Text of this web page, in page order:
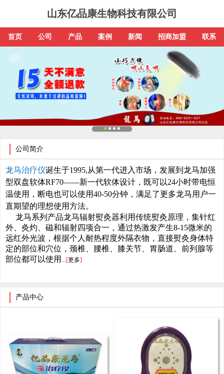
山东亿品康生物科技有限公司
首页 公司 产品 案例 新闻 招商加盟 联系
公司简介
龙马治疗仪诞生于1995,从第一代进入市场，发展到龙马加强
型双盘软体RF70——新一代软体设计，既可以24小时带电恒
温使用，断电也可以使用40-50分钟，满足了更多龙马用户一
直期望的理想使用方法。
龙马系列产品龙马辐射熨灸器利用传统熨灸原理，集针红
外、灸灼、磁和辐射四项合一，通过热激发产生8-15微米的
远红外光波，根据个人耐热程度外隔衣物，直接熨灸身体特
定的部位和穴位，颈椎、腰椎、膝关节、胃肠道、前列腺等
部位都可以使用 ...[更多]
产品中心